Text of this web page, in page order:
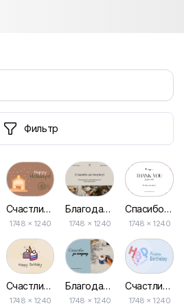
Фильтр
Счастливых Праздников Бежевая Рождественская Открытка
1748 × 1240
Счастливый День Рождения Торт Иллюстрация Единорог Открытка
1748 × 1240
Благодарим за Приобретение! Открытка от Нашего Магазина Кофе
1748 × 1240
Благодарим за Приобретение Фотоколлажа-открытки!
1748 × 1240
Спасибо за Ваш Заказ Минималистичная Открытка
1748 × 1240
Счастливого Дня Рождения Голубая Поздравительная Открытка
1748 × 1240